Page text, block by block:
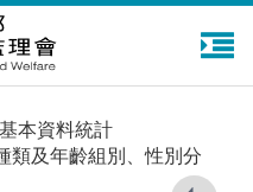
本資料統計
類及年齡組別、性別分